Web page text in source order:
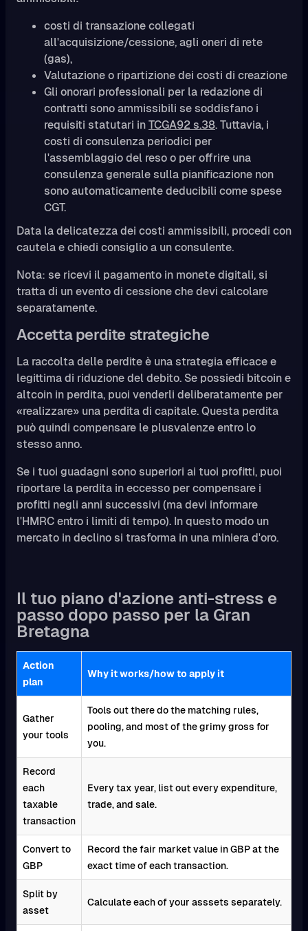
costi di transazione collegati
all'acquisizione/cessione, agli oneri di rete
(gas),
Valutazione o ripartizione dei costi di creazione
Gli onorari professionali per la redazione di
contratti sono ammissibili se soddisfano i
requisiti statutari inTCGA92 s.38. Tuttavia, i
costi di consulenza periodici per
l'assemblaggio del reso o per offrire una
consulenza generale sulla pianificazione non
sono automaticamente deducibili come spese
CGT.
Data la delicatezza dei costi ammissibili, procedi con
cautela e chiedi consiglio a un consulente.
Nota: se ricevi il pagamento in monete digitali, si
tratta di un evento di cessione che devi calcolare
separatamente.
Accetta perdite strategiche
La raccolta delle perdite è una strategia efficace e
legittima di riduzione del debito. Se possiedi bitcoin e
altcoin in perdita, puoi venderli deliberatamente per
«realizzare» una perdita di capitale. Questa perdita
può quindi compensare le plusvalenze entro lo
stesso anno.
Se i tuoi guadagni sono superiori ai tuoi profitti, puoi
riportare la perdita in eccesso per compensare i
profitti negli anni successivi (ma devi informare
l'HMRC entro i limiti di tempo). In questo modo un
mercato in declino si trasforma in una miniera d'oro.
Il tuo piano d'azione anti-stress e
passo dopo passo per la Gran
Bretagna
Action
plan
Why it works/how to apply it
Gather
your tools
Tools out there do the matching rules,
pooling, and most of the grimy gross for
you.
Record
each
taxable
transaction
Every tax year, list out every expenditure,
trade, and sale.
Convert to
GBP
Record the fair market value in GBP at the
exact time of each transaction.
Split by
asset
Calculate each of your asssets separately.